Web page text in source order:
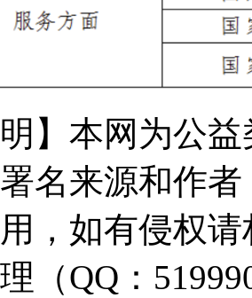
明】本网为公
名来源和作
，如有侵权
（QQ：